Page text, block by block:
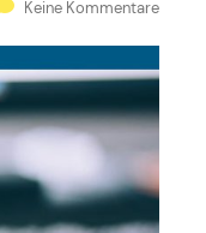
Keine Kommentare